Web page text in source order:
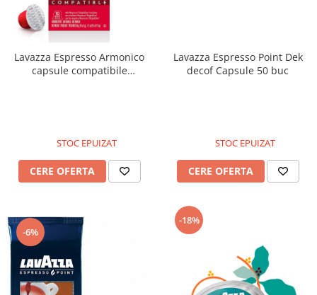
Lavazza Espresso Armonico
capsule compatibile
STOC EPUIZAT
CERE OFERTA
Lavazza Espresso Point Dek
decof Capsule 50 buc
STOC EPUIZAT
CERE OFERTA
-6%
-18%